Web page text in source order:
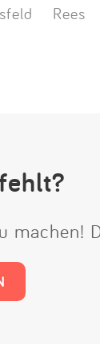
Rees
machen!